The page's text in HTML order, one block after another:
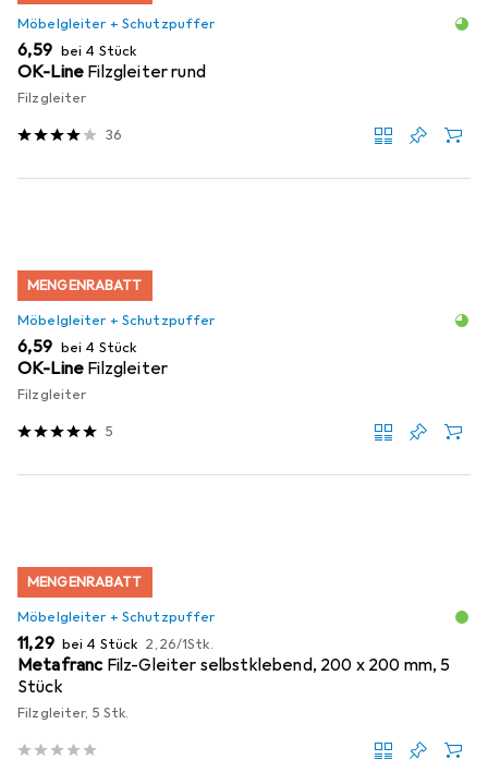
Möbelgleiter + Schutzpuffer
EUR
6,59 bei 4 Stück
OK-Line Filzgleiter rund
Filzgleiter
36
MENGENRABATT
Möbelgleiter + Schutzpuffer
EUR
6,59 bei 4 Stück
OK-Line Filzgleiter
Filzgleiter
5
MENGENRABATT
Möbelgleiter + Schutzpuffer
EUR
11,29 bei 4 Stück EUR
2,26/1Stk.
Metafranc Filz-Gleiter selbstklebend, 200 x 200 mm, 5
Stück
Filzgleiter, 5 Stk.